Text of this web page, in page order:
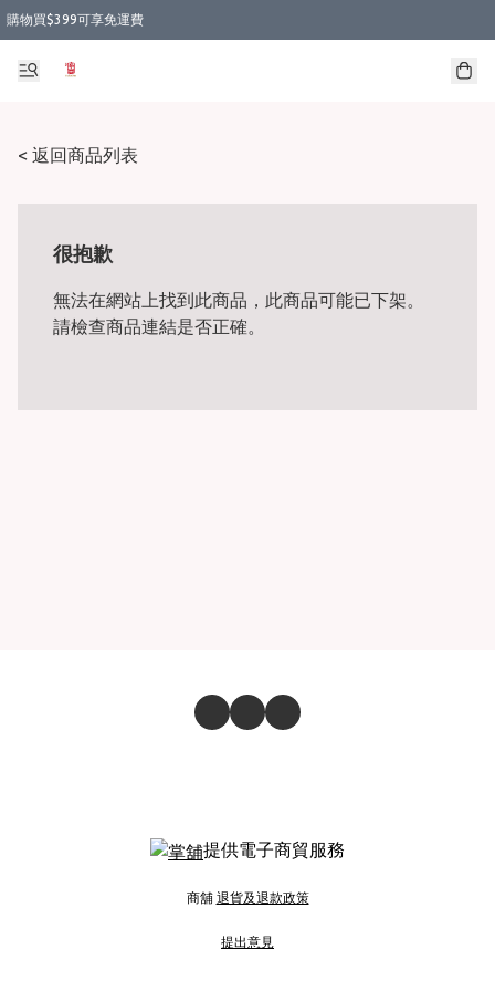
購物買$399可享免運費
< 返回商品列表
很抱歉
無法在網站上找到此商品，此商品可能已下架。
請檢查商品連結是否正確。
提供電子商貿服務
商舖 退貨及退款政策
提出意見